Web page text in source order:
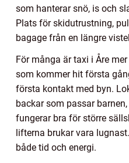
som hanterar snö, is och
Plats för skidutrustning,
bagage från en längre
För många är taxi i Åre
som kommer hit första
första kontakt med byn.
backar som passar
fungerar bra för större
lifterna brukar vara
både tid och energi.